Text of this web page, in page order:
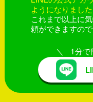
ようになりました
これまで以上に
頼ができますの
1分で